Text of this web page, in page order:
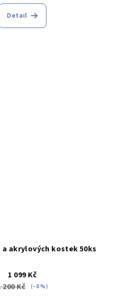
hodnocení
produktu
je
Detail
a akrylových kostek 50ks
1 099 Kč
200 Kč (–8 %)